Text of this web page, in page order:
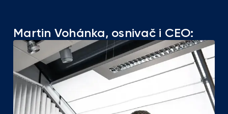
Martin Vohánka, osnivač i CEO: